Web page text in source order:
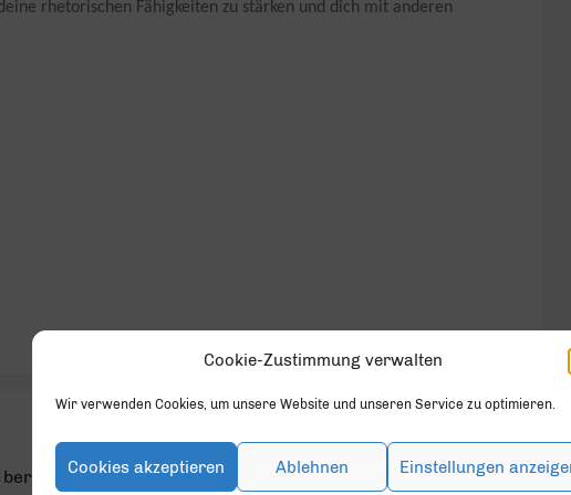
Cookie-Zustimmung verwalten
Wir verwenden Cookies, um unsere Website und unseren Service zu optimieren.
Cookies akzeptieren Ablehnen Einstellungen
rhetorischen Fähigkeiten zu stärken und dich mit anderen
geschlossen.